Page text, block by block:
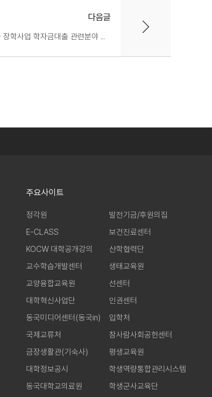
다음글
2026년도 세종이도인재장학금 디딤돌 장학사업 학자금대출 관련분야 신청 안내
주요사이트
정각원
E-CLASS
KOCW 대학공개강의
교수학습개발센터
교양융합교육원
대학혁신사업단
동국미디어센터(동국in)
국제교류처
금장생활관(기숙사)
대학정보공시
동국대학교의료원
발전기금/후원의집
보건진료센터
산학협력단
생태교육원
선센터
인권센터
입학처
참사람사회공헌센터
평생교육원
학생역량통합관리시스템
학생군사교육단